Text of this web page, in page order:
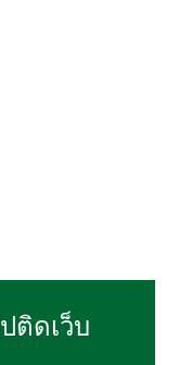
ติดเว็บ